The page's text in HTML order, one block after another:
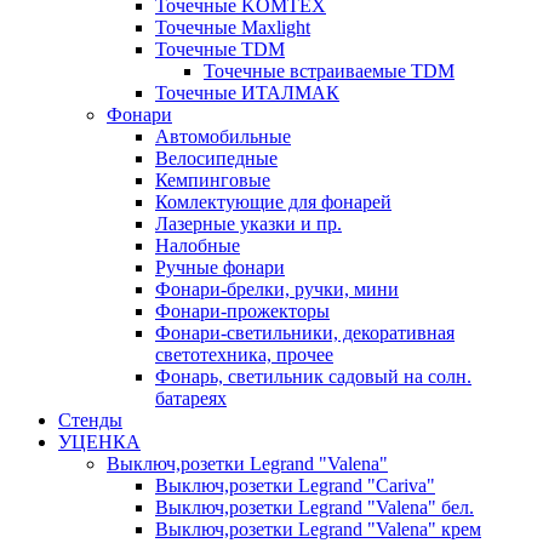
Точечные KOMTEX
Точечные Maxlight
Точечные TDM
Точечные встраиваемые TDM
Точечные ИТАЛМАК
Фонари
Автомобильные
Велосипедные
Кемпинговые
Комлектующие для фонарей
Лазерные указки и пр.
Налобные
Ручные фонари
Фонари-брелки, ручки, мини
Фонари-прожекторы
Фонари-светильники, декоративная
светотехника, прочее
Фонарь, светильник садовый на солн.
батареях
Стенды
УЦЕНКА
Выключ,розетки Legrand "Valena"
Выключ,розетки Legrand "Cariva"
Выключ,розетки Legrand "Valena" бел.
Выключ,розетки Legrand "Valena" крем